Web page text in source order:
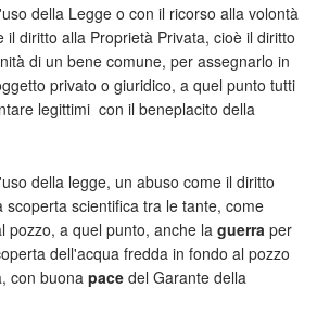
della Legge o con il ricorso alla volontà
il diritto alla Proprietà Privata, cioè il diritto
di un bene comune, per assegnarlo in
privato o giuridico, a quel punto tutti
legittimi con il beneplacito della
della legge, un abuso come il diritto
scoperta scientifica tra le tante, come
pozzo, a quel punto, anche la guerra per
dell'acqua fredda in fondo al pozzo
con buona pace del Garante della